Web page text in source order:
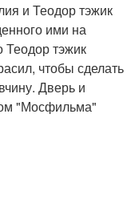
и Теодор тэжик
ими на
Теодор тэжик
чтобы сделать
Дверь и
"Мосфильма"